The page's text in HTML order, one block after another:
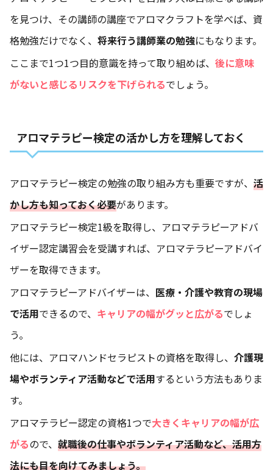
を見つけ、その講師の講座でアロマクラフトを学べば、資
格勉強だけでなく、 将来行う講師業の勉強にもなります。
ここまで1つ1つ目的意識を持って取り組めば、 後に意味
がないと感じるリスクを下げられるでしょう。
アロマテラピー検定の活かし方を理解しておく
アロマテラピー検定の勉強の取り組み方も重要ですが、 活
かし方も知っておく必要があります。
アロマテラピー検定1級を取得し、アロマテラピーアドバ
イザー認定講習会を受講すれば、アロマテラピーアドバイ
ザーを取得できます。
アロマテラピーアドバイザーは、 医療・介護や教育の現場
で活用できるので、 キャリアの幅がグッと広がるでしょ
う。
他には、アロマハンドセラピストの資格を取得し、 介護現
場やボランティア活動などで活用するという方法もありま
す。
アロマテラピー認定の資格1つで大きくキャリアの幅が広
がるので、 就職後の仕事やボランティア活動など、活用方
法にも目を向けてみましょう。